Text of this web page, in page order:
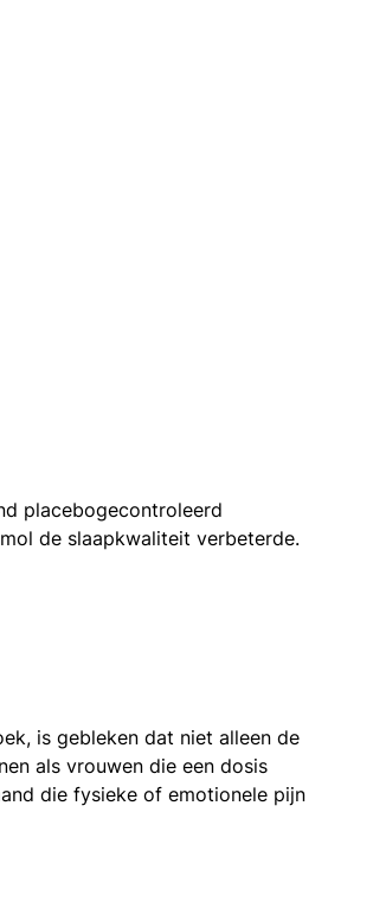
placebogecontroleerd
de slaapkwaliteit verbeterde.
is gebleken dat niet alleen de
als vrouwen die een dosis
die fysieke of emotionele pijn